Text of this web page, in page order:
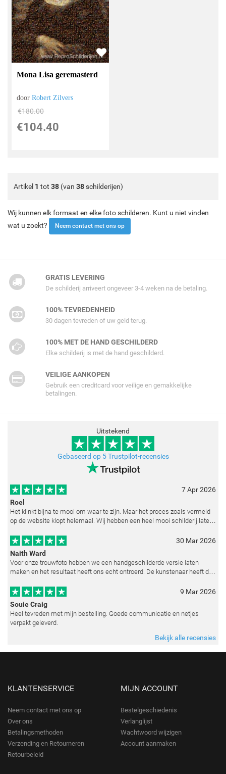
Mona Lisa geremasterd
doorRobert Zilvers
€180.00
€104.40
Artikel 1 tot 38 (van 38schilderijen)
Wij kunnen elk formaat en elke foto schilderen. Kunt u niet vinden
wat u zoekt?
Neem contact met ons op
GRATIS LEVERING
De schilderij arriveert ongeveer 3-4 weken na de betaling.
100% TEVREDENHEID
30 dagen tevreden of uw geld terug.
100% MET DE HAND GESCHILDERD
Elke schilderij is met de hand geschilderd.
VEILIGE AANKOPEN
Gebruik een creditcard voor veilige en gemakkelijke
betalingen.
Uitstekend
Gebaseerd op 5 Trustpilot-recensies
7 Apr 2026
Roel
Het klinkt bijna te mooi om waar te zijn. Maar het proces zoals vermeld
op de website klopt helemaal. Wij hebben een heel mooi schilderij laten
30 Mar 2026
Naith Ward
Voor onze trouwfoto hebben we een handgeschilderde versie laten
maken en het resultaat heeft ons echt ontroerd. De kunstenaar heeft de
9 Mar 2026
Souie Craig
Heel tevreden met mijn bestelling. Goede communicatie en netjes
verpakt geleverd.
Bekijk alle recensies
KLANTENSERVICE
Neem contact met ons op
Over ons
Betalingsmethoden
Verzending en Retourneren
Retourbeleid
MIJN ACCOUNT
Bestelgeschiedenis
Verlanglijst
Wachtwoord wijzigen
Account aanmaken